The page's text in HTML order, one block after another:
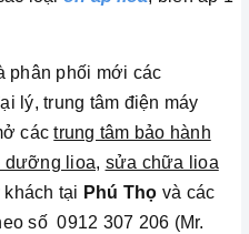
phân phối mới các
lý, trung tâm điện máy
cáctrung tâm bảo hành
dưỡng lioa, sửa chữa lioa
tại Phú Thọ và các
số 0912 307 206 (Mr.